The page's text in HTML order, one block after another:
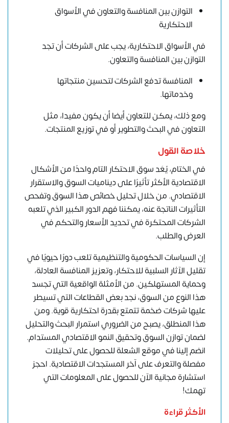
التوازن بين المنافسة والتعاون في الأسواق
الاحتكارية
في الأسواق الاحتكارية، يجب على الشركات أن تجد
التوازن بين المنافسة والتعاون.
المنافسة تدفع الشركات لتحسين منتجاتها
وخدماتها.
ومع ذلك، يمكن للتعاون أيضا أن يكون مفيدا، مثل
التعاون في البحث والتطوير أو في توزيع المنتجات.
خلاصة القول
في الختام، يُعَدُّ سوق الاحتكار التام واحدًا من الأشكال
الاقتصادية الأكثر تأثيرًا على ديناميات السوق والاستقرار
الاقتصادي. من خلال تحليل خصائص هذا السوق وتفحص
التأثيرات الناتجة عنه، يمكننا فهم الدور الكبير الذي تلعبه
الشركات المحتكرة في تحديد الأسعار والتحكم في
العرض والطلب.
إن السياسات الحكومية والتنظيمية تلعب دورًا حيويًا في
تقليل الآثار السلبية للاحتكار، وتعزيز المنافسة العادلة،
وحماية المستهلكين. من الأمثلة الواقعية التي تجسد
هذا النوع من السوق، نجد بعض القطاعات التي تسيطر
عليها شركات ضخمة تتمتع بقدرة احتكارية قوية. ومن
هذا المنطلق، يصبح من الضروري استمرار البحث والتحليل
لضمان توازن السوق وتحقيق النمو الاقتصادي المستدام.
انضم إلينا في موقع الشعلة للحصول على تحليلات
مفصلة والتعرف على آخر المستجدات الاقتصادية.احجز
استشارة مجانية الآن للحصول على المعلومات التي
تهمك!
الأكثر قراءة